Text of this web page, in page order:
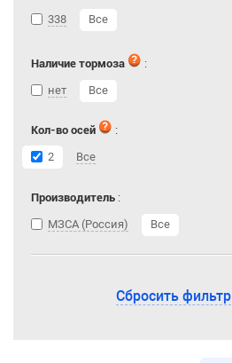
338
Все
Наличие тормоза
:
нет
Все
Кол-во осей
:
2
Все
Производитель :
МЗСА (Россия)
Все
Сбросить фильтр